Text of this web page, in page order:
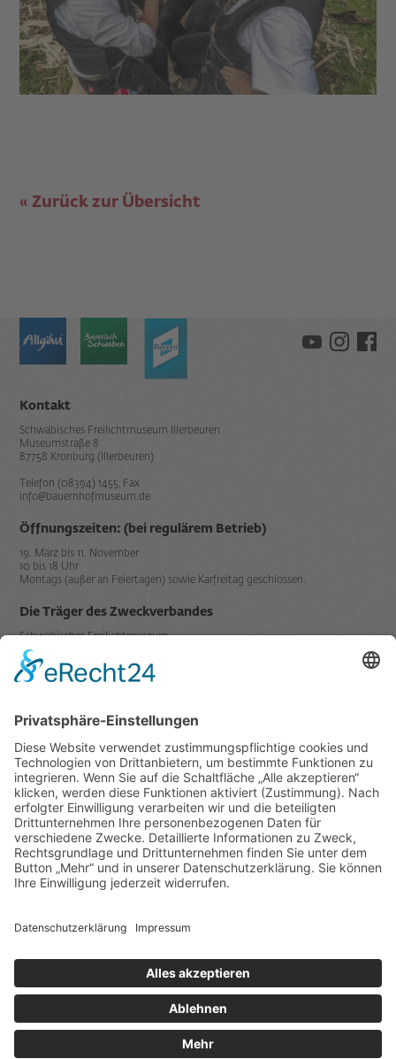
Zurück zur Übersicht
Kontakt
Schwäbisches Freilichtmuseum Illerbeuren
Museumstraße 8
87758 Kronburg (Illerbeuren)
Telefon (08394) 1455, Fax
info@bauernhofmuseum.de
Öffnungszeiten: (bei regulärem Betrieb)
19. März bis 11. November
10 bis 18 Uhr
Montags (außer an Feiertagen) sowie Karfreitag geschlossen.
Die Träger des Zweckverbandes
Schwäbisches Freilichtmuseum
Illerbeuren sind der
Datenschutz
Impressum
Links